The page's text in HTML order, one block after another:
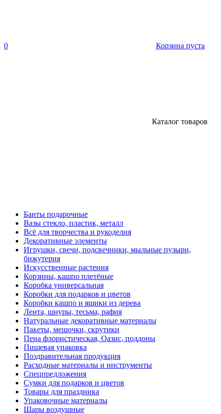
0 Корзина пуста
Каталог товаров
Банты подарочные
Вазы стекло, пластик, металл
Всё для творчества и рукоделия
Декоративные элементы
Игрушки, свечи, подсвечники, мыльные пузыри,
бижутерия
Искусственные растения
Корзины, кашпо плетёные
Коробка универсальная
Коробки для подарков и цветов
Коробки кашпо и ящики из дерева
Лента, шнуры, тесьма, рафия
Натуральные декоративные материалы
Пакеты, мешочки, скрутики
Пена флористическая, Оазис, поддоны
Пищевая упаковка
Поздравительная продукция
Расходные материалы и инструменты
Спецпредложения
Сумки для подарков и цветов
Товары для праздника
Упаковочные материалы
Шары воздушные